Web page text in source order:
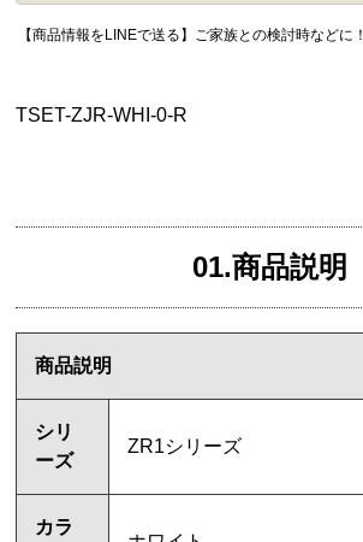
【商品情報をLINEで送る】ご家族との検討時などに！
TSET-ZJR-WHI-0-R
01.商品説明
商品説明
シリ
ーズ
ZR1シリーズ
カラ